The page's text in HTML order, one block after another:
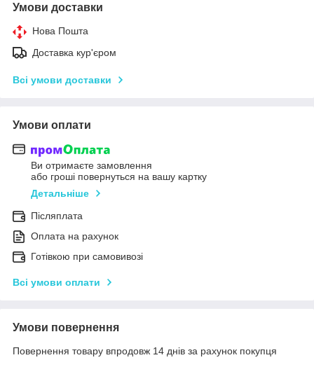
Умови доставки
Нова Пошта
Доставка кур'єром
Всі умови доставки
Умови оплати
Ви отримаєте замовлення
або гроші повернуться на вашу картку
Детальніше
Післяплата
Оплата на рахунок
Готівкою при самовивозі
Всі умови оплати
Умови повернення
Повернення товару впродовж 14 днів за рахунок покупця